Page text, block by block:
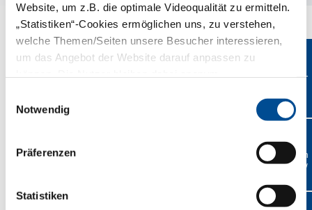
Website, um z.B. die optimale Videoqualität zu ermitteln.
„Statistiken“-Cookies ermöglichen uns, zu verstehen,
welche Themen/Seiten unsere Besucher interessieren,
um das Angebot der Website darauf anpassen zu
Notwendig
Präferenzen
Statistiken
Einkaufs-
(0)
Zur Kasse
Bestellen
per Fax /
Infokarte: ZFA – Ohne mich läuft hier
Beschreibung
der Suche nach
Zahnmedizinische/r
Die Karte eignet sich zur
Ein QR-Code auf der